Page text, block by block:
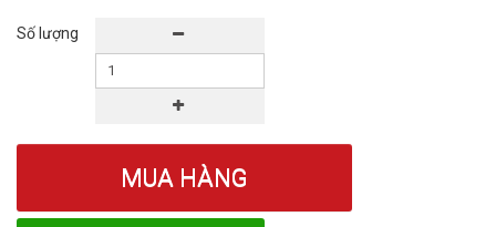
Số lượng
MUA HÀNG